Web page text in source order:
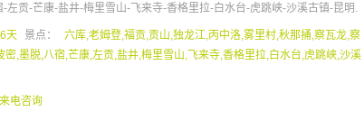
-左贡-芒康-盐井-梅里雪山-飞来寺-香格里拉-白水台-虎跳峡-沙溪古镇-昆明.
天 景点：
六库,老姆登,福贡,贡山,独龙江,丙中洛,雾里村,秋那捅,察瓦龙,察
密,墨脱,八宿,芒康,左贡,盐井,梅里雪山,飞来寺,香格里拉,白水台,虎跳峡,沙溪
来电咨询